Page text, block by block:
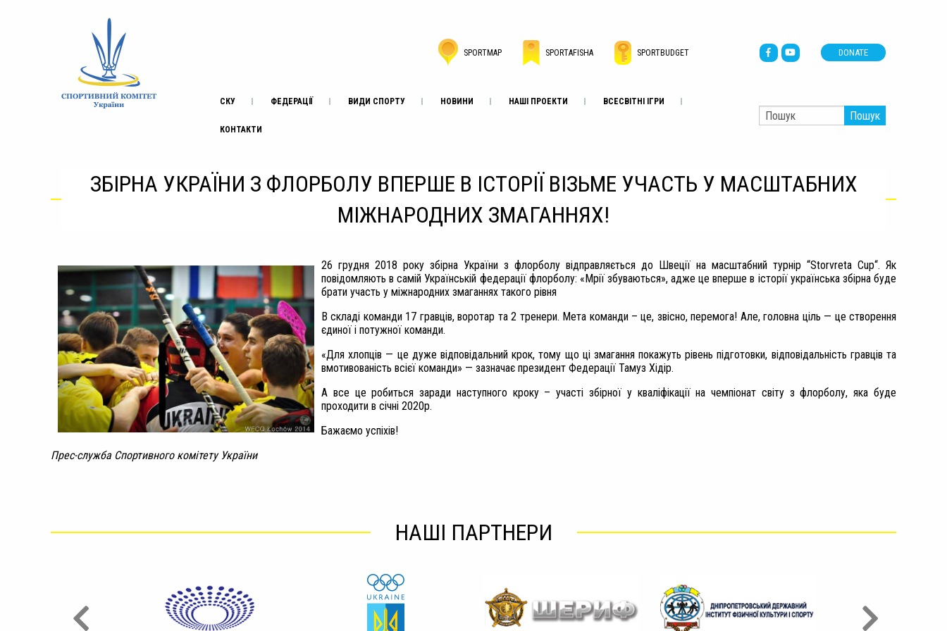
SPORTMAP SPORTAFISHA SPORTBUDGET DONATE
СКУ ФЕДЕРАЦІЇ ВИДИ СПОРТУ НОВИНИ НАШІ ПРОЕКТИ ВСЕСВІТНІ ІГРИ
КОНТАКТИ
Пошук
ЗБІРНА УКРАЇНИ З ФЛОРБОЛУ ВПЕРШЕ В ІСТОРІЇ ВІЗЬМЕ УЧАСТЬ У МАСШТАБНИХ
МІЖНАРОДНИХ ЗМАГАННЯХ!
26 грудня 2018 року збірна України з флорболу відправляється до Швеції на масштабний турнір “Storvreta Cup“. Як
повідомляють в самій Українській федерації флорболу: «Мрії збуваються», адже це вперше в історії українська збірна буде
брати участь у міжнародних змаганнях такого рівня
В складі команди 17 гравців, воротар та 2 тренери. Мета команди – це, звісно, перемога! Але, головна ціль — це створення
єдиної і потужної команди.
«Для хлопців — це дуже відповідальний крок, тому що ці змагання покажуть рівень підготовки, відповідальність гравців та
вмотивованість всієї команди» — зазначає президент Федерації Тамуз Хідір.
А все це робиться заради наступного кроку – участі збірної у кваліфікації на чемпіонат світу з флорболу, яка буде
проходити в січні 2020р.
Бажаємо успіхів!
Прес-служба Спортивного комітету України
НАШІ ПАРТНЕРИ